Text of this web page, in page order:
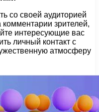
со своей аудиторией
зрителей,
интересующие вас
личный контакт с
атмосферу